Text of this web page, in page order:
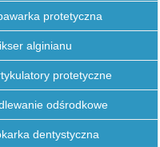
protetyczna
alginianu
protetyczne
odśrodkowe
dentystyczna